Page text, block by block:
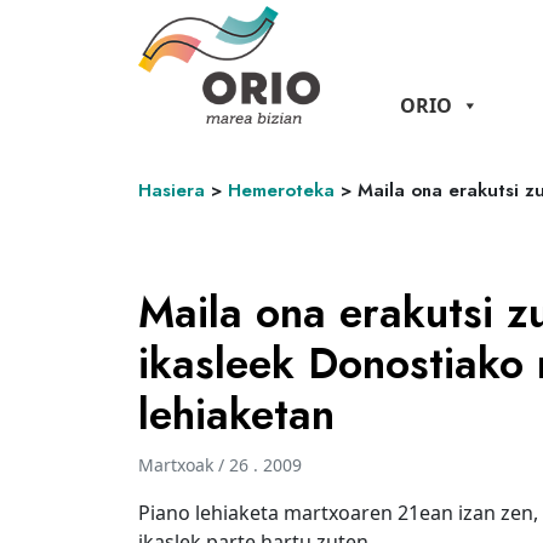
ORIO
Hasiera > Hemeroteka > Maila ona erakutsi
Maila ona erakutsi
ikasleek
lehiaketan
Martxoak / 26 . 2009
Piano lehiaketa martxoaren 21ean izan